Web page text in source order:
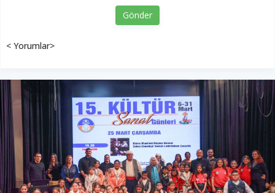
Gönder
< Yorumlar>